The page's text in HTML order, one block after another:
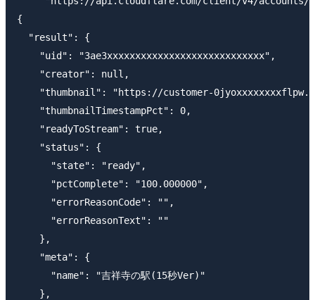
{
  "result": {
    "uid": "3ae3xxxxxxxxxxxxxxxxxxxxxxxxxxxx",
    "creator": null,
"thumbnail": "https://customer-
    "thumbnailTimestampPct": 0,
    "readyToStream": true,
    "status": {
      "state": "ready",
      "pctComplete": "100.000000",
      "errorReasonCode": "",
      "errorReasonText": ""
    },
    "meta": {
      "name": "吉祥寺の駅(15秒Ver)"
    },